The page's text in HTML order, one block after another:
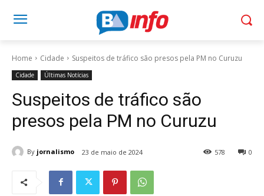
Home Cidade Suspeitos de tráfico são presos pela PM no Curuzu
Cidade Últimas Notícias
Suspeitos de tráfico são
presos pela PM no Curuzu
By jornalismo 23 de maio de 2024 0
578